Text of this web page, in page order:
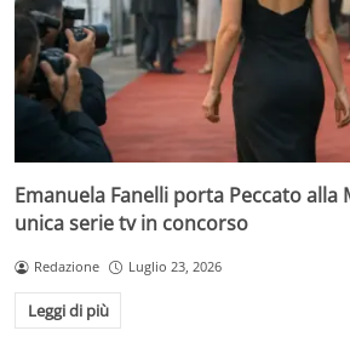
Emanuela Fanelli porta Peccato alla
unica serie tv in concorso
Redazione Luglio 23, 2026
Leggi di più